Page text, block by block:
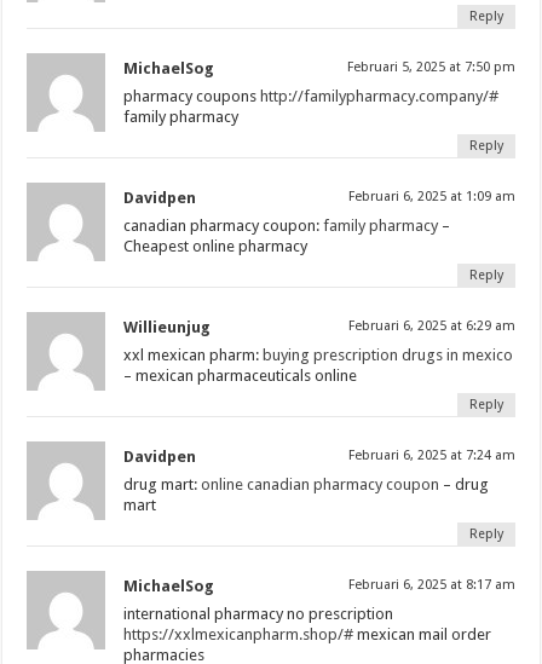
Reply
MichaelSog Februari 5, 2025 at 7:50 pm
pharmacy couponshttp://familypharmacy.company/#
family pharmacy
Reply
Davidpen Februari 6, 2025 at 1:09 am
canadian pharmacy coupon:family pharmacy –
Cheapest online pharmacy
Reply
Willieunjug Februari 6, 2025 at 6:29 am
xxl mexican pharm:buying prescription drugs in mexico
– mexican pharmaceuticals online
Reply
Davidpen Februari 6, 2025 at 7:24 am
drug mart:online canadian pharmacy coupon – drug
mart
Reply
MichaelSog Februari 6, 2025 at 8:17 am
international pharmacy no prescription
https://xxlmexicanpharm.shop/# mexican mail order
pharmacies